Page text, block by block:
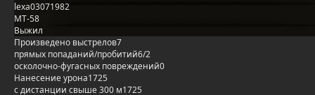
lexa03071982
MT-58
Выжил
Произведено выстрелов7
прямых попаданий/пробитий6/2
осколочно-фугасных повреждений0
Нанесение урона1725
с дистанции свыше 300 м1725